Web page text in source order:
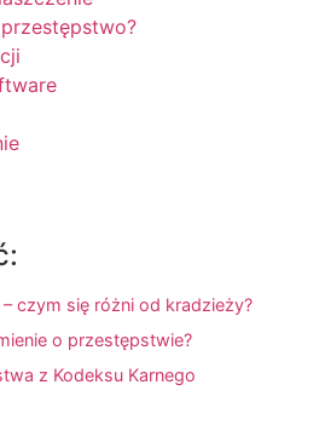
czym się różni od kradzieży?
o przestępstwie?
z Kodeksu Karnego